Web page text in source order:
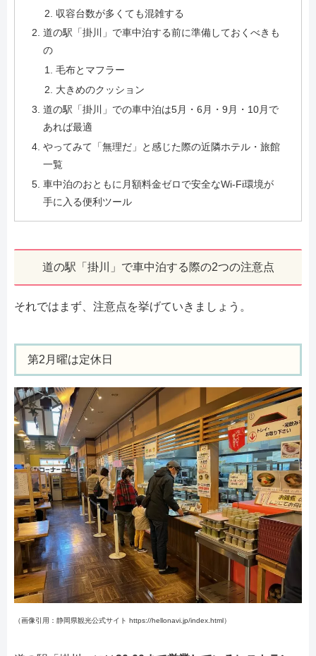
収容台数が多くても混雑する
道の駅「掛川」で車中泊する前に準備しておくべきも
の
毛布とマフラー
大きめのクッション
道の駅「掛川」での車中泊は5月・6月・9月・10月で
あれば最適
やってみて「無理だ」と感じた際の近隣ホテル・旅館
一覧
車中泊のおともに月額料金ゼロで安全なWi-Fi環境が
手に入る便利ツール
道の駅「掛川」で車中泊する際の2つの注意点
それではまず、注意点を挙げていきましょう。
第2月曜は定休日
（画像引用：静岡県観光公式サイト https://hellonavi.jp/index.html）